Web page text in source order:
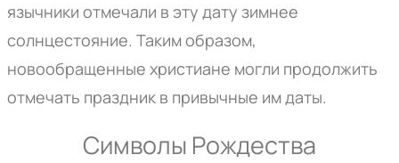
язычники отмечали в эту дату зимнее
солнцестояние. Таким образом,
новообращенные христиане могли продолжить
отмечать праздник в привычные им даты.
Символы Рождества